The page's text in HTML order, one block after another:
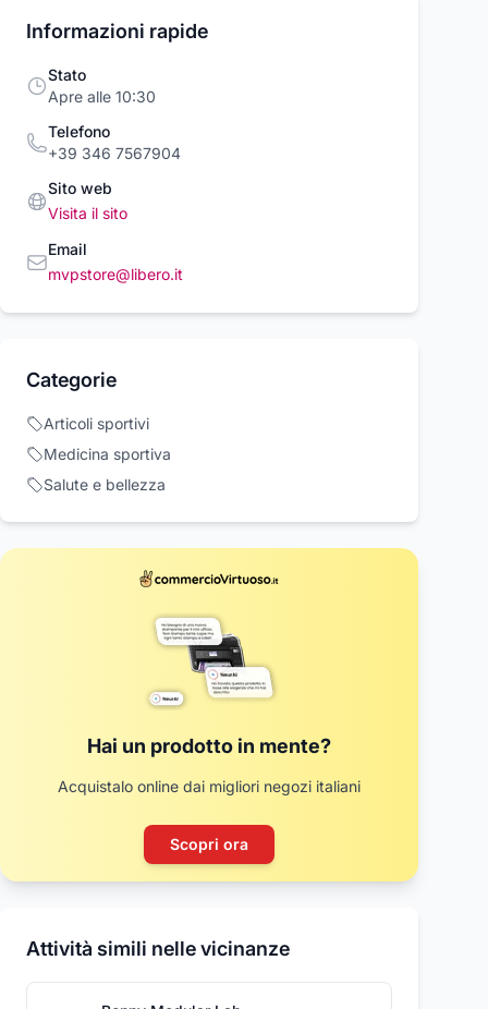
Jacket
€
Acquista ora
commercioVirtuoso.it
Informazioni rapide
Stato
Apre alle 10:30
Telefono
+39 346 7567904
Sito web
Visita il sito
Email
mvpstore@libero.it
Categorie
Articoli sportivi
Medicina sportiva
Salute e bellezza
Hai un prodotto in mente?
Acquistalo online dai migliori negozi italiani
Scopri ora
Attività simili nelle vicinanze